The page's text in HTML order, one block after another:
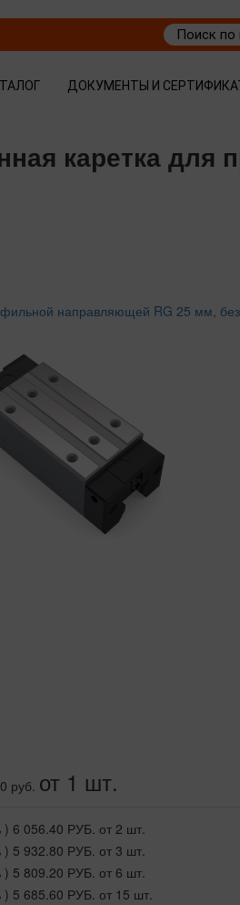
ДОКУМЕНТЫ И
каретка
направляющей RG 25 мм,
руб. от 1 шт.
) 6 056.40 РУБ. от 2 шт.
) 5 932.80 РУБ. от 3 шт.
) 5 809.20 РУБ. от 6 шт.
) 5 685.60 РУБ. от 15 шт.